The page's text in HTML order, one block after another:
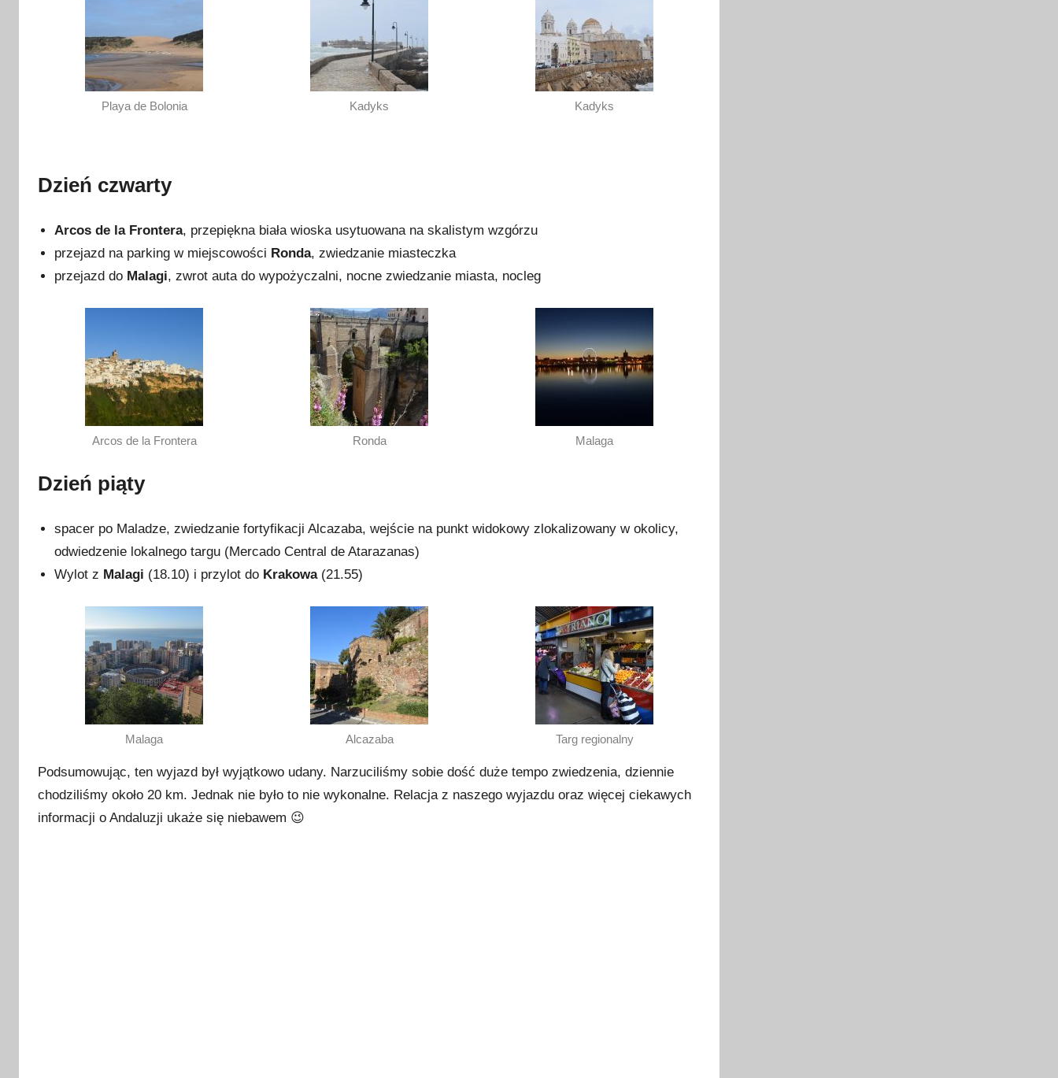
Playa de Bolonia Kadyks Kadyks
Dzień czwarty
Arcos de la Frontera, przepiękna biała wioska usytuowana na skalistym wzgórzu
przejazd na parking w miejscowości Ronda, zwiedzanie miasteczka
przejazd do Malagi, zwrot auta do wypożyczalni, nocne zwiedzanie miasta, nocleg
Arcos de la Frontera Ronda Malaga
Dzień piąty
spacer po Maladze, zwiedzanie fortyfikacji Alcazaba, wejście na punkt widokowy zlokalizowany w okolicy,
odwiedzenie lokalnego targu (Mercado Central de Atarazanas)
Wylot z Malagi (18.10) i przylot do Krakowa(21.55)
Malaga Alcazaba Targ regionalny
Podsumowując, ten wyjazd był wyjątkowo udany. Narzuciliśmy sobie dość duże tempo zwiedzenia, dziennie
chodziliśmy około 20 km. Jednak nie było to nie wykonalne. Relacja z naszego wyjazdu oraz więcej ciekawych
informacji o Andaluzji ukaże się niebawem 😉